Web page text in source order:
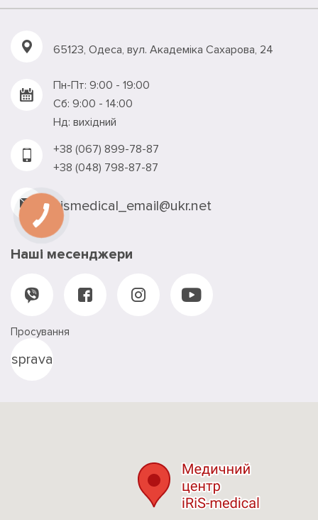
65123, Одеса, вул. Академiка Сахарова, 24
Пн-Пт: 9:00 - 19:00
Сб: 9:00 - 14:00
Нд: вихідний
+38 (067) 899-78-87
+38 (048) 798-87-87
irismedical_email@ukr.net
Наші месенджери
Просування
sprava